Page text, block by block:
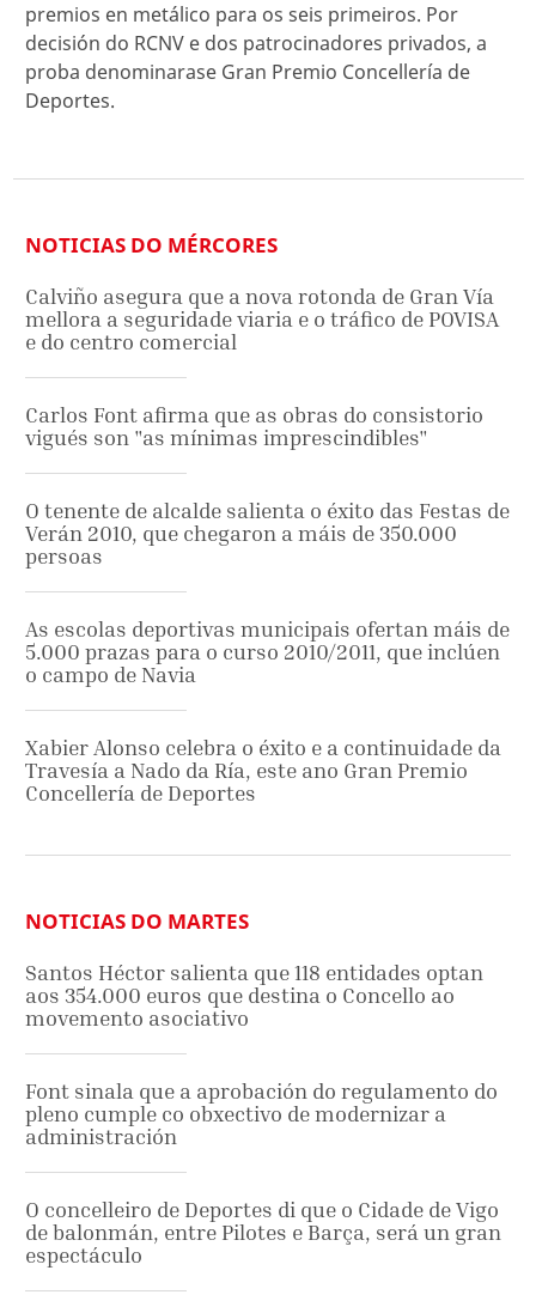
premios en metálico para os seis primeiros. Por
decisión do RCNV e dos patrocinadores privados, a
proba denominarase Gran Premio Concellería de
Deportes.
NOTICIAS DO MÉRCORES
Calviño asegura que a nova rotonda de Gran Vía
mellora a seguridade viaria e o tráfico de POVISA
e do centro comercial
Carlos Font afirma que as obras do consistorio
vigués son "as mínimas imprescindibles"
O tenente de alcalde salienta o éxito das Festas de
Verán 2010, que chegaron a máis de 350.000
persoas
As escolas deportivas municipais ofertan máis de
5.000 prazas para o curso 2010/2011, que inclúen
o campo de Navia
Xabier Alonso celebra o éxito e a continuidade da
Travesía a Nado da Ría, este ano Gran Premio
Concellería de Deportes
NOTICIAS DO MARTES
Santos Héctor salienta que 118 entidades optan
aos 354.000 euros que destina o Concello ao
movemento asociativo
Font sinala que a aprobación do regulamento do
pleno cumple co obxectivo de modernizar a
administración
O concelleiro de Deportes di que o Cidade de Vigo
de balonmán, entre Pilotes e Barça, será un gran
espectáculo